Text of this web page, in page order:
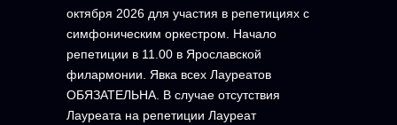
октября 2026 для участия в репетициях с
симфоническим оркестром. Начало
репетиции в 11.00 в Ярославской
филармонии. Явка всех Лауреатов
ОБЯЗАТЕЛЬНА. В случае отсутствия
Лауреата на репетиции Лауреат